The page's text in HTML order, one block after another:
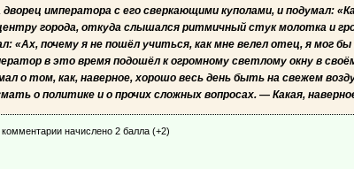
дворец императора с его сверкающими куполами, и подумал:
города, откуда слышался ритмичный стук молотка и
«Ах, почему я не пошёл учиться, как мне велел отец, я мог
в это время подошёл к огромному светлому окну в своём
о том, как, наверное, хорошо весь день быть на свежем
о политике и о прочих сложных вопросах. — Какая,
начислено 2 балла (+2)